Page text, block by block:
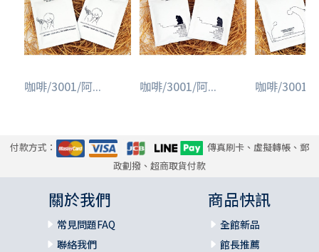
咖啡/3001/阿... 咖啡/3001/阿... 咖啡/3001/
付款方式：
傳真刷卡、虛擬轉帳、郵
政劃撥、超商取貨付款
關於我們
常見問題FAQ
聯絡我們
商品快訊
全館新品
館長推薦